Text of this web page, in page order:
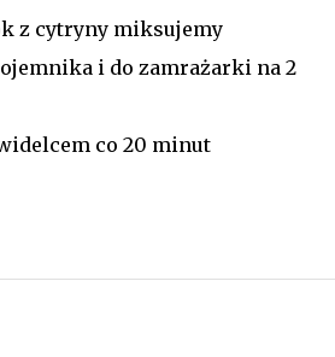
z cytryny miksujemy
i do zamrażarki na 2
co 20 minut